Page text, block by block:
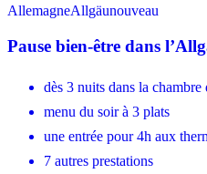
AllemagneAllgäunouveau
Pause bien-être dans
dès 3 nuits dans la
menu du soir à 3 plats
une entrée pour 4h aux
7 autres prestations